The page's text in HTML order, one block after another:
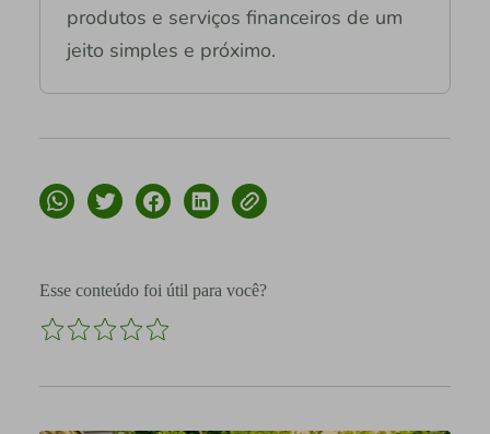
produtos e serviços financeiros de um
jeito simples e próximo.
Esse conteúdo foi útil para você?